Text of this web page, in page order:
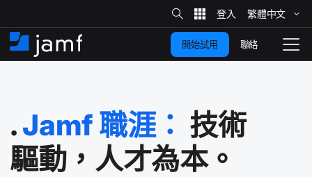
​
至
​
容
網
站
​搜
尋
繁體​中文
住
家
切
換
開始試用 聯絡
.Jamf 職涯： 技術​
驅動，​人才​為​本。